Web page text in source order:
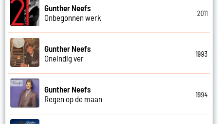
Gunther Neefs
Onbegonnen werk
2011
Gunther Neefs
Oneindig ver
1993
Gunther Neefs
Regen op de maan
1994